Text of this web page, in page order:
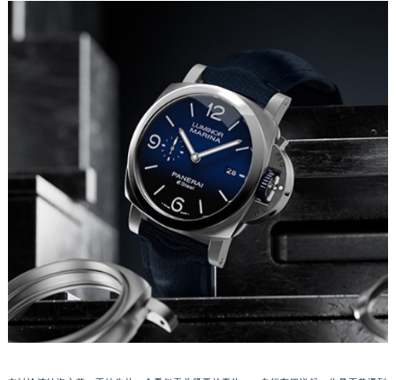
郑州市二七区铭功路10号华润大厦写字楼29层2905室（需提前预约）
沈阳市沈河区中街路137号亨得利名表服务中心（品牌授权店）1层整层（需提前预约）
沈阳市沈河区中街路83号亨得利名表服务中心（品牌授权店）1层整层（需提前预约）
大连市中山区人民路15号国际金融大厦7层G室（需提前预约）
佛山市禅城区季华五路57号万科金融中心C座12层1205室（需提前预约）
东莞市东城街道鸿福东路1号民盈国贸中心T1写字楼9层907室（需提前预约）
南通市崇川区工农路57号圆融广场写字楼16层1603室（需提前预约）